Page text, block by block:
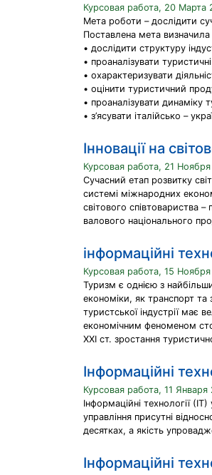
Курсовая работа, 20 Марта
Мета роботи – дослідити
Поставлена мета визначила
• дослідити структуру
• проаналізувати
• охарактеризувати
• оцінити туристичний
• проаналізувати динаміку
• з’ясувати італійсько –
Інновації на
Курсовая работа, 21
Сучасний етап розвитку
системі міжнародних
світового співтовариства
валового національного
інформаційні
Курсовая работа, 15 Ноября
Туризм є однією з
економіки, як транспорт та
туристської індустрії має
економічним феноменом
XXI ст. зростання
Інформаційні
Курсовая работа, 11 Января
Інформаційні технології
управління присутні
десятках, а якість
Інформаційні